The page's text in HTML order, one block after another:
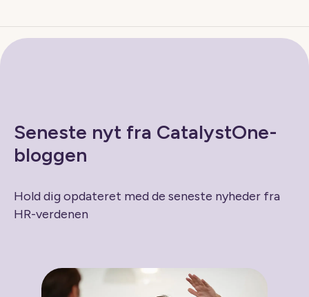
Seneste nyt fra CatalystOne-
bloggen
Hold dig opdateret med de seneste nyheder fra
HR-verdenen